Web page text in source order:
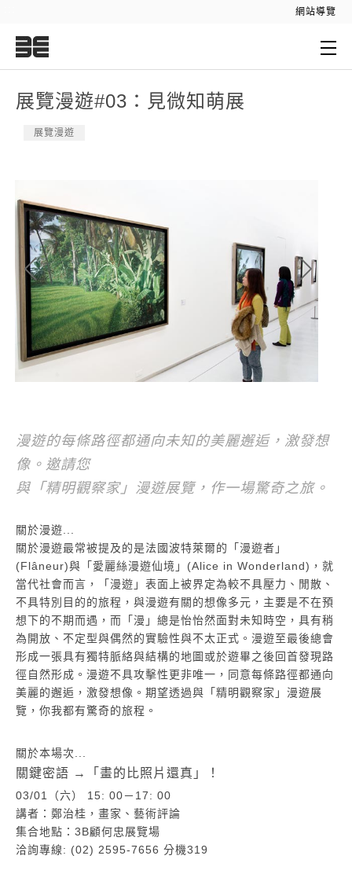
網站導覽
展覽漫遊#03：見微知萌展
展覽漫遊
漫遊的每條路徑都通向未知的美麗邂逅，激發想
像。邀請您
與「精明觀察家」漫遊展覽，作一場驚奇之旅。
關於漫遊...
關於漫遊最常被提及的是法國波特萊爾的「漫遊者」
(Flâneur)與「愛麗絲漫遊仙境」(Alice in Wonderland)，就
當代社會而言，「漫遊」表面上被界定為較不具壓力、閒散、
不具特別目的的旅程，與漫遊有關的想像多元，主要是不在預
想下的不期而遇，而「漫」總是怡怡然面對未知時空，具有稍
為開放、不定型與偶然的實驗性與不太正式。漫遊至最後總會
形成一張具有獨特脈絡與結構的地圖或於遊畢之後回首發現路
徑自然形成。漫遊不具攻擊性更非唯一，同意每條路徑都通向
美麗的邂逅，激發想像。期望透過與「精明觀察家」漫遊展
覽，你我都有驚奇的旅程。
關於本場次...
關鍵密語 →「畫的比照片還真」！
03/01（六） 15: 00－17: 00
講者：鄭治桂， 畫家、藝術評論
集合地點：3B顧何忠展覽場
洽詢專線: (02) 2595-7656 分機319